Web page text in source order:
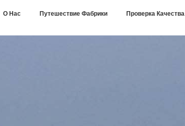
О Нас Путешествие Фабрики Проверка Качества